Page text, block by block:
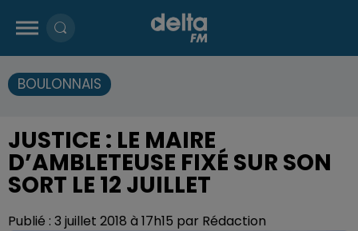
BOULONNAIS
JUSTICE : LE MAIRE
D’AMBLETEUSE FIXÉ SUR SON
SORT LE 12 JUILLET
Publié : 3 juillet 2018 à 17h15 par Rédaction